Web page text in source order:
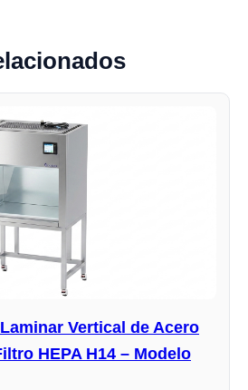
Vertical de Acero
HEPA H14 – Modelo